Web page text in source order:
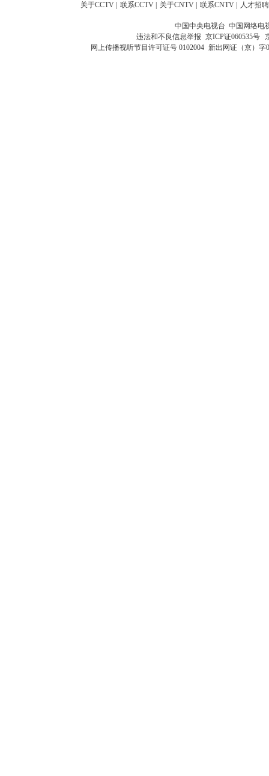
关于CCTV 联系CCTV 关于CNTV 联系CNTV 人才招聘
中国中央电视台 中国网络电
违法和不良信息举报 京ICP证060535号
网上传播视听节目许可证号 0102004 新出网证（京）